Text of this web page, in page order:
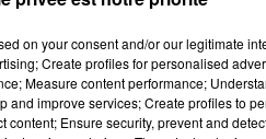
- 16h00
QUI CHANTENT
de-France. 1.000
la SNCF. Idem pour le
on your consent and/or our legitimate
Create profiles for personalised
Measure content performance;
and improve services; Create profiles to
Ensure security, prevent and